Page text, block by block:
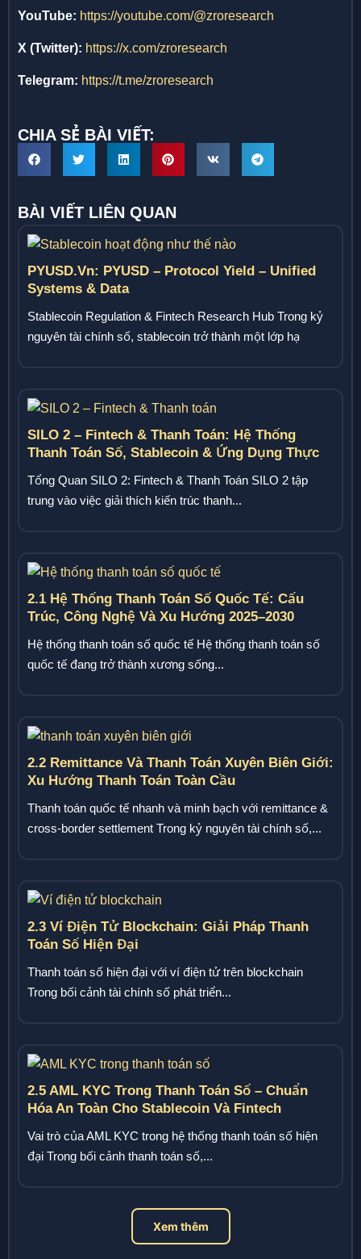
YouTube: https://youtube.com/@zroresearch
X (Twitter): https://x.com/zroresearch
Telegram: https://t.me/zroresearch
CHIA SẺ BÀI VIẾT:
BÀI VIẾT LIÊN QUAN
PYUSD.vn: PYUSD – Protocol Yield – Unified
Systems & Data
Stablecoin Regulation & Fintech Research Hub Trong kỷ
nguyên tài chính số, stablecoin trở thành một lớp hạ
SILO 2 – Fintech & Thanh Toán: Hệ Thống
Thanh Toán Số, Stablecoin & Ứng Dụng Thực
Tổng Quan SILO 2: Fintech & Thanh Toán SILO 2 tập
trung vào việc giải thích kiến trúc thanh...
2.1 Hệ Thống Thanh Toán Số Quốc Tế: Cấu
Trúc, Công Nghệ Và Xu Hướng 2025–2030
Hệ thống thanh toán số quốc tế Hệ thống thanh toán số
quốc tế đang trở thành xương sống...
2.2 Remittance Và Thanh Toán Xuyên Biên Giới:
Xu Hướng Thanh Toán Toàn Cầu
Thanh toán quốc tế nhanh và minh bạch với remittance &
cross-border settlement Trong kỷ nguyên tài chính số,...
2.3 Ví Điện Tử Blockchain: Giải Pháp Thanh
Toán Số Hiện Đại
Thanh toán số hiện đại với ví điện tử trên blockchain
Trong bối cảnh tài chính số phát triển...
2.5 AML KYC Trong Thanh Toán Số – Chuẩn
Hóa An Toàn Cho Stablecoin Và Fintech
Vai trò của AML KYC trong hệ thống thanh toán số hiện
đại Trong bối cảnh thanh toán số,...
Xem thêm